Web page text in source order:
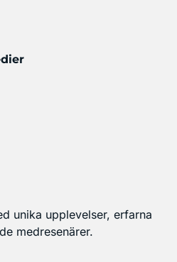
unika upplevelser, erfarna
medresenärer.